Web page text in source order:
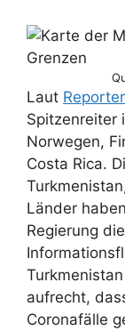
Laut
Spitzenreiter
Norwegen,
Costa Rica.
Länder
Regierung
aufrecht,
Coronafälle